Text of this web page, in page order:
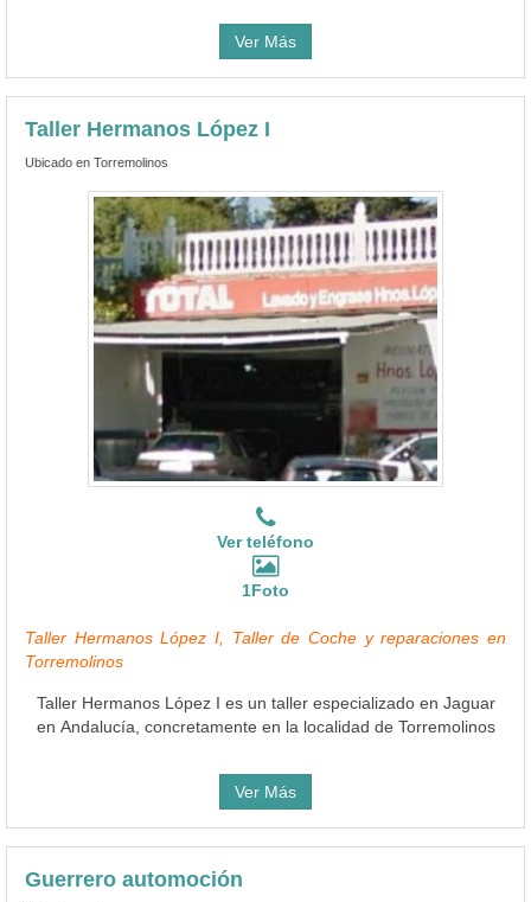
Ver Más
Taller Hermanos López I
Ubicado en Torremolinos
Ver teléfono
1Foto
Taller Hermanos López I, Taller de Coche y reparaciones en
Torremolinos
Taller Hermanos López I es un taller especializado en Jaguar
en Andalucía, concretamente en la localidad de Torremolinos
Ver Más
Guerrero automoción